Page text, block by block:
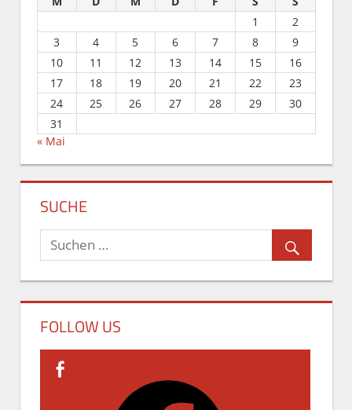
1
2
3
4 5 6 7 8
9
10
11 12 13 14 15
16
17
18 19 20 21 22
23
24
25 26 27 28 29
30
31
« Mai
SUCHE
FOLLOW US